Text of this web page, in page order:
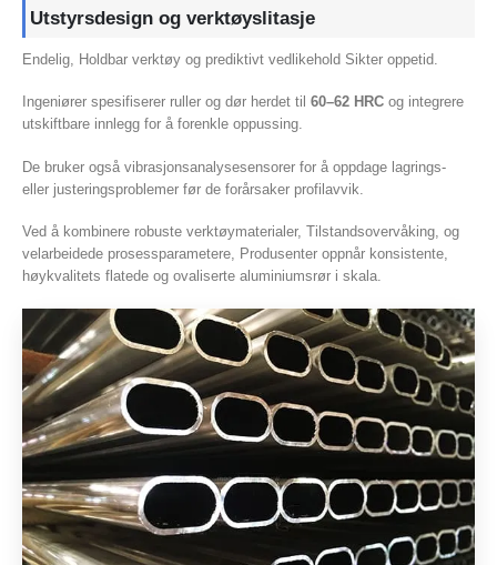
Utstyrsdesign og verktøyslitasje
Endelig, Holdbar verktøy og prediktivt vedlikehold Sikter oppetid.
Ingeniører spesifiserer ruller og dør herdet til 60–62 HRC og integrere
utskiftbare innlegg for å forenkle oppussing.
De bruker også vibrasjonsanalysesensorer for å oppdage lagrings-
eller justeringsproblemer før de forårsaker profilavvik.
Ved å kombinere robuste verktøymaterialer, Tilstandsovervåking, og
velarbeidede prosessparametere, Produsenter oppnår konsistente,
høykvalitets flatede og ovaliserte aluminiumsrør i skala.